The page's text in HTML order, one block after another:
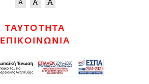
ΤΑΥΤΟΤΗΤΑ
ΕΠΙΚΟΙΝΩΝΙΑ